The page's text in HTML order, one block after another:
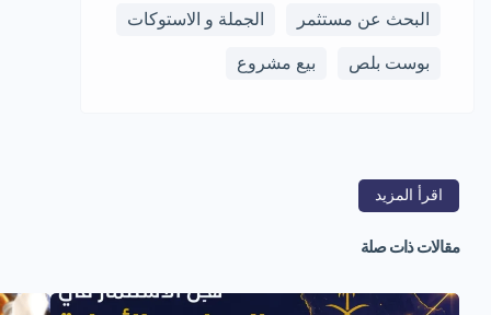
البحث عن مستثمر الجملة و الاستوكات
بوست بلص بيع مشروع
اقرأ المزيد
مقالات ذات صلة